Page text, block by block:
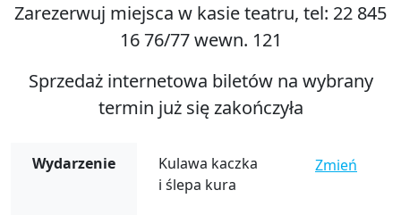
Zarezerwuj miejsca w kasie teatru, tel: 22 845
16 76/77 wewn. 121
Sprzedaż internetowa biletów na wybrany
termin już się zakończyła
Wydarzenie
Kulawa kaczka
i ślepa kura
Zmień